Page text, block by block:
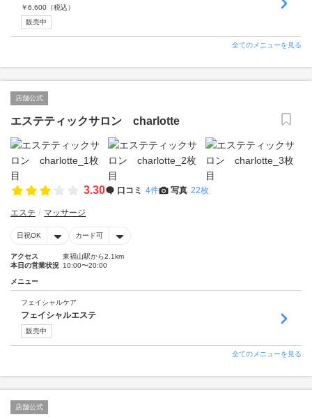
￥6,600 （税込）
販売中
全てのメニューを見る
店舗公式
エステティックサロン charlotte
3.30 口コミ 4件 写真 22枚
エステ マッサージ
日祝OK カード可
アクセス
東福山駅から2.1km
本日の営業状況 10:00〜20:00
メニュー
フェイシャルケア
フェイシャルエステ
販売中
全てのメニューを見る
店舗公式